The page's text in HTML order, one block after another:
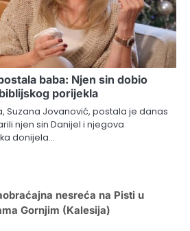
baba: Njen sin dobio
porijekla
Suzana Jovanović, postala je danas
njen sin Danijel i njegova
donijela…
nesreća na Pisti u
Gornjim (Kalesija)